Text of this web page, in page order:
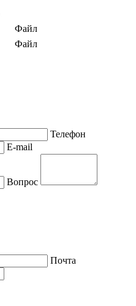
Файл
Файл
Телефон
E-mail
Вопрос
Почта